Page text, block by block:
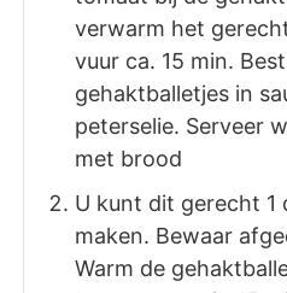
verwarm het
vuur ca. 15 min.
gehaktballetjes in
peterselie. Serveer
met brood
U kunt dit gerecht 1
maken. Bewaar
Warm de